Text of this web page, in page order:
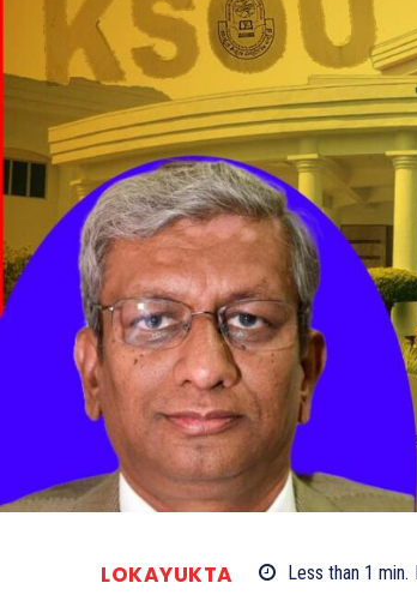
LOKAYUKTA Less than 1 min.